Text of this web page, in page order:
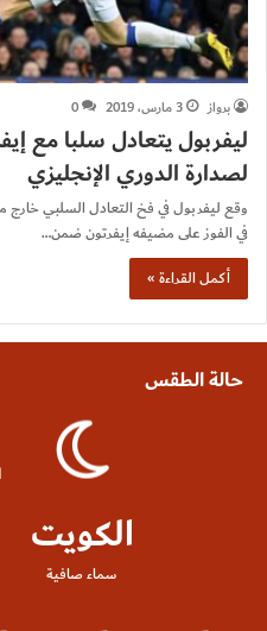
برواز
3 مارس، 2019 0
ليفربول يتعادل سلبا مع
لصدارة الدوري الإنجليزي
وقع ليفربول في فخ التعادل السلبي خارج
في الفوز على مضيفه إيفرتون ضمن…
أكمل القراءة »
حالة الطقس
الكويت
سماء صافية